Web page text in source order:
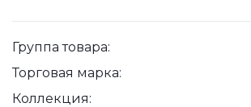
Группа товара:
Торговая марка:
Коллекция: